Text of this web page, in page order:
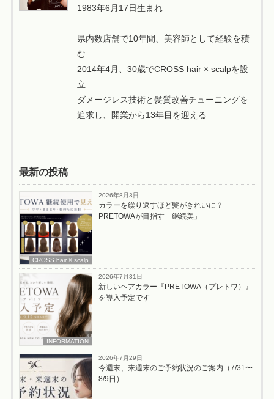
1983年6月17日生まれ
県内数店舗で10年間、美容師として経験を積
む
2014年4月、30歳でCROSS hair × scalpを設
立
ダメージレス技術と髪質改善チューニングを
追求し、開業から13年目を迎える
最新の投稿
CROSS hair × scalp
2026年8月3日
カラーを繰り返すほど髪がきれいに？
PRETOWAが目指す「継続美」
INFORMATION
2026年7月31日
新しいヘアカラー『PRETOWA（プレトワ）』
を導入予定です
2026年7月29日
今週末、来週末のご予約状況のご案内（7/31〜
8/9日）